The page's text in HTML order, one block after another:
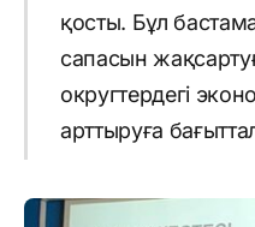
қосты. Бұл
сапасын
округтердегі
арттыруға